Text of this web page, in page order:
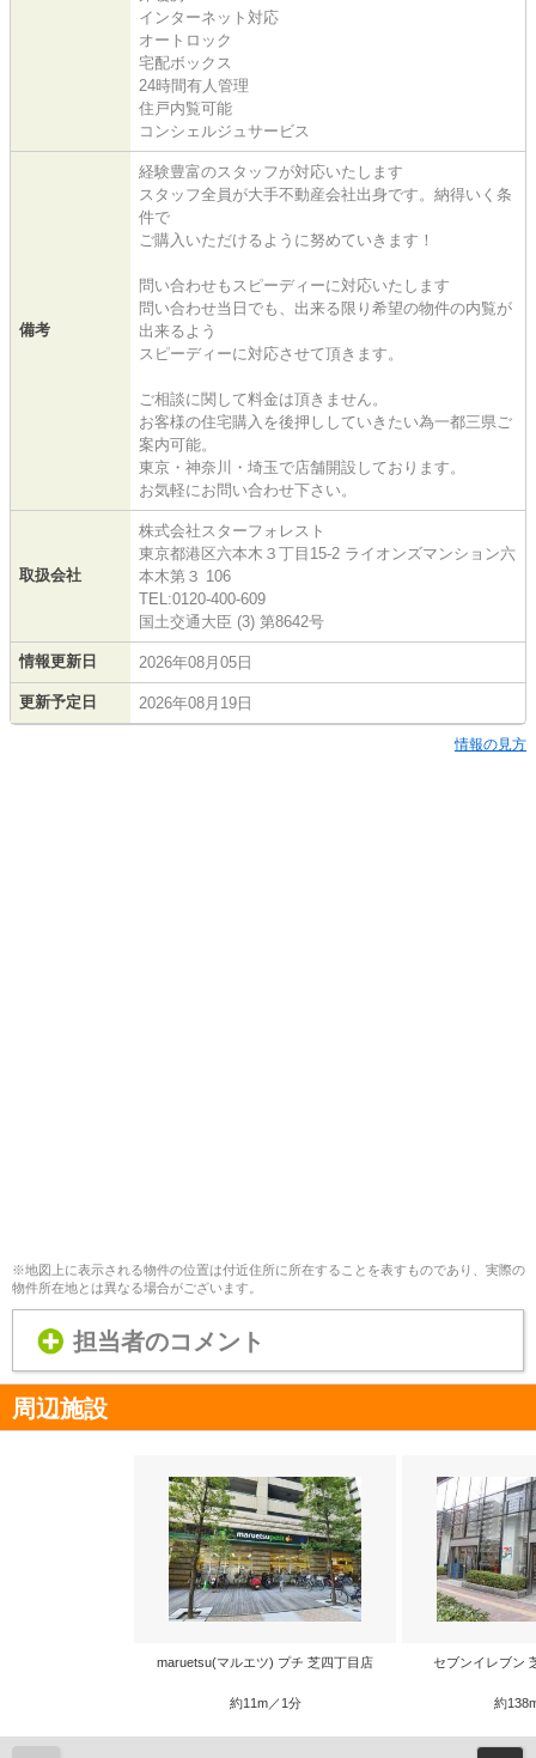
インターネット対応
オートロック
宅配ボックス
24時間有人管理
住戸内覧可能
コンシェルジュサービス
備考
経験豊富のスタッフが対応いたします
スタッフ全員が大手不動産会社出身です。納得いく条
件で
ご購入いただけるように努めていきます！
問い合わせもスピーディーに対応いたします
問い合わせ当日でも、出来る限り希望の物件の内覧が
出来るよう
スピーディーに対応させて頂きます。
ご相談に関して料金は頂きません。
お客様の住宅購入を後押ししていきたい為一都三県ご
案内可能。
東京・神奈川・埼玉で店舗開設しております。
お気軽にお問い合わせ下さい。
取扱会社
株式会社スターフォレスト
東京都港区六本木３丁目15-2 ライオンズマンション六
本木第３ 106
TEL:0120-400-609
国土交通大臣 (3) 第8642号
情報更新日 2026年08月05日
更新予定日 2026年08月19日
情報の見方
※地図上に表示される物件の位置は付近住所に所在することを表すものであり、実際の
物件所在地とは異なる場合がございます。
担当者のコメント
周辺施設
maruetsu(マルエツ) プチ 芝四丁目店
約11m／1分
セブンイレブン
約